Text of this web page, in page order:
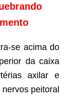
se acima do
da caixa
axilar e
peitoral